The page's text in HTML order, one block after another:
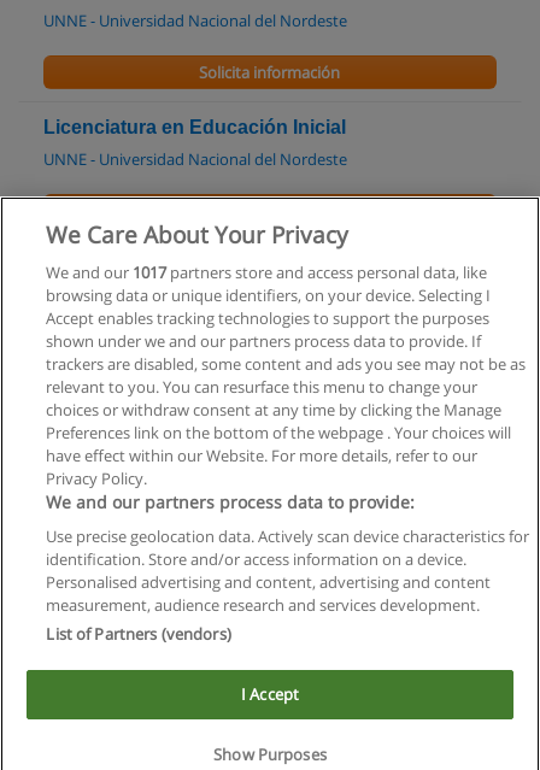
UNNE - Universidad Nacional del Nordeste
Solicita información
Licenciatura en Educación Inicial
UNNE - Universidad Nacional del Nordeste
Profesorado en Educación Inicial
UNNE - Universidad Nacional del Nordeste
Solicita información
Privacidad de datos
Contactar con Educaedu
Copyright © Educaedu Business S.L. - CIF : B-95610580: -
We Care About Your Privacy
We and our 1017partners store and access personal data, like
browsing data or unique identifiers, on your device. Selecting I
Accept enables tracking technologies to support the purposes
shown under we and our partners process data to provide. If
trackers are disabled, some content and ads you see may not be as
relevant to you. You can resurface this menu to change your
choices or withdraw consent at any time by clicking the Manage
Preferences link on the bottom of the webpage . Your choices will
have effect within our Website. For more details, refer to our
Privacy Policy.
We and our partners process data to provide:
Use precise geolocation data. Actively scan device characteristics for
identification. Store and/or access information on a device.
Personalised advertising and content, advertising and content
measurement, audience research and services development.
List of Partners (vendors)
I Accept
Show Purposes